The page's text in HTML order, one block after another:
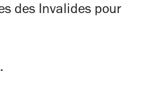
des Invalides pour
.